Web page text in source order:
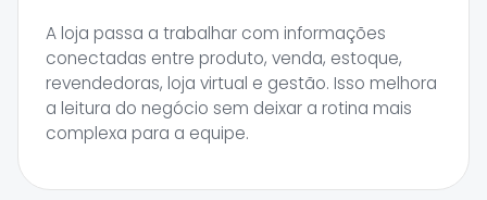
A loja passa a trabalhar com informações
conectadas entre produto, venda, estoque,
revendedoras, loja virtual e gestão. Isso melhora
a leitura do negócio sem deixar a rotina mais
complexa para a equipe.